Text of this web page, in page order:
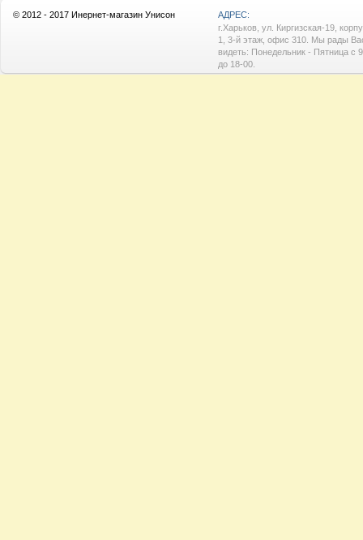
© 2012 - 2017 Инернет-магазин Унисон
АДРЕС:
г.Харьков, ул. Киргизская-19,
1, 3-й этаж, офис 310. Мы рады
видеть: Понедельник - Пятница с
до 18-00.